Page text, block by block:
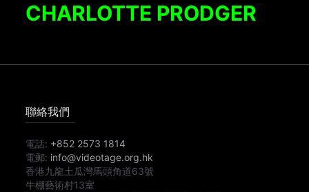
CHARLOTTE PRODGER
聯絡我們
電話: +852 2573 1814
電郵: info@videotage.org.hk
香港九龍土瓜灣馬頭角道63號
牛棚藝術村13室